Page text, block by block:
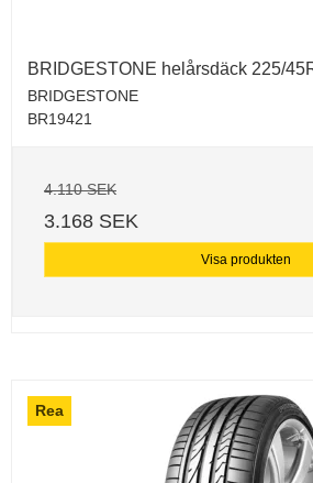
BRIDGESTONE helårsdäck 225/
BRIDGESTONE
BR19421
4.110 SEK
3.168 SEK
Visa produkten
Rea